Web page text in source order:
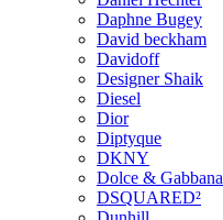
Daphne Bugey
David beckham
Davidoff
Designer Shaik
Diesel
Dior
Diptyque
DKNY
Dolce & Gabbana
DSQUARED²